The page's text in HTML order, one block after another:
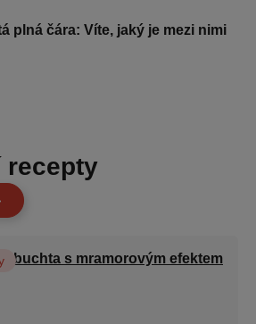
plná čára: Víte, jaký je mezi nimi
recepty
buchta s mramorovým efektem